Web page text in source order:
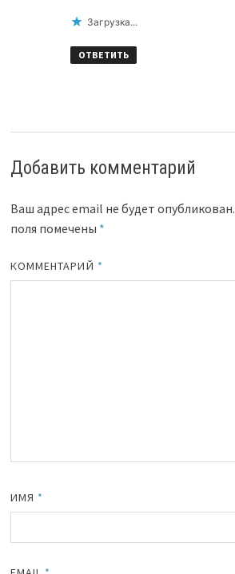
Загрузка...
ОТВЕТИТЬ
Добавить комментарий
Ваш адрес email не будет опубликован.
поля помечены *
КОММЕНТАРИЙ *
ИМЯ *